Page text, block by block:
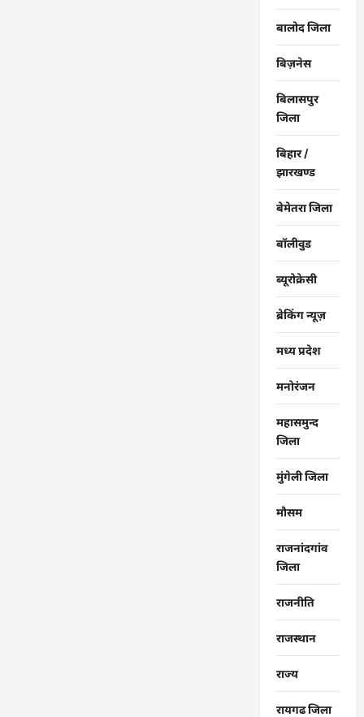
बालोद जिला
बिज़नेस
बिलासपुर
जिला
बिहार /
झारखण्ड
बेमेतरा जिला
बॉलीवुड
ब्यूरोक्रेसी
ब्रेकिंग न्यूज़
मध्य प्रदेश
मनोरंजन
महासमुन्द
जिला
मुंगेली जिला
मौसम
राजनांदगांव
जिला
राजनीति
राजस्थान
राज्‍य
रायगढ जिला